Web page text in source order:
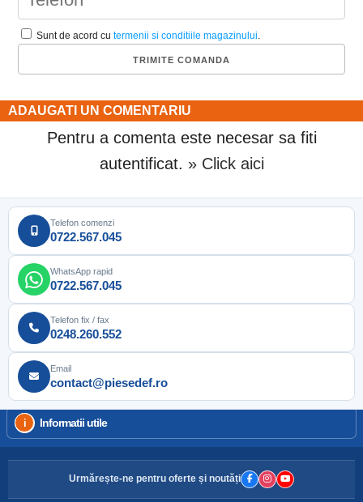
Sunt de acord cutermenii si conditiile magazinului
ADAUGATI UN COMENTARIU
Pentru a comenta este necesar sa fiti
autentificat. » Click aici
Telefon comenzi
0722.567.045
WhatsApp rapid
0722.567.045
Telefon fix / fax
0248.260.552
Email
contact@piesedef.ro
Informatii utile
Urmărește-ne pentru oferte și noutăți